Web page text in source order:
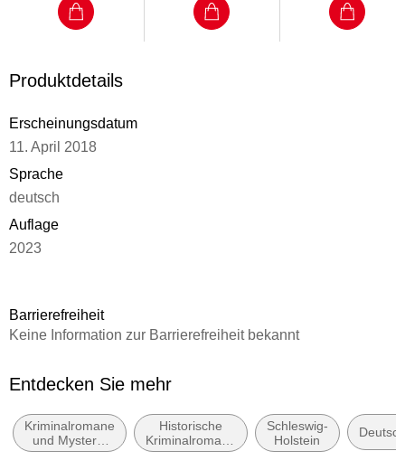
Produktdetails
Erscheinungsdatum
11. April 2018
Sprache
deutsch
Auflage
2023
Reihe
Autor/Autorin
Verlag/Hersteller
Gmeiner Verlag
Barrierefreiheit
Keine Information zur Barrierefreiheit bekannt
Entdecken Sie mehr
Kriminalromane
und Mystery:
Polizeiarbeit &
Historische
Kriminalromane
und Mystery
Schleswig-
Holstein